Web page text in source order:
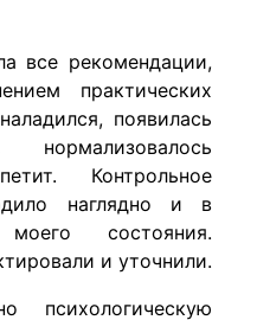
все рекомендации,
практических
появилась
Контрольное
наглядно и в
состояния.
и уточнили.
психологическую